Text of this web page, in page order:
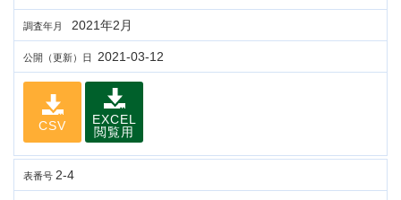
調査年月 2021年2月
公開（更新）日 2021-03-12
CSV
EXCEL
閲覧用
表番号 2-4